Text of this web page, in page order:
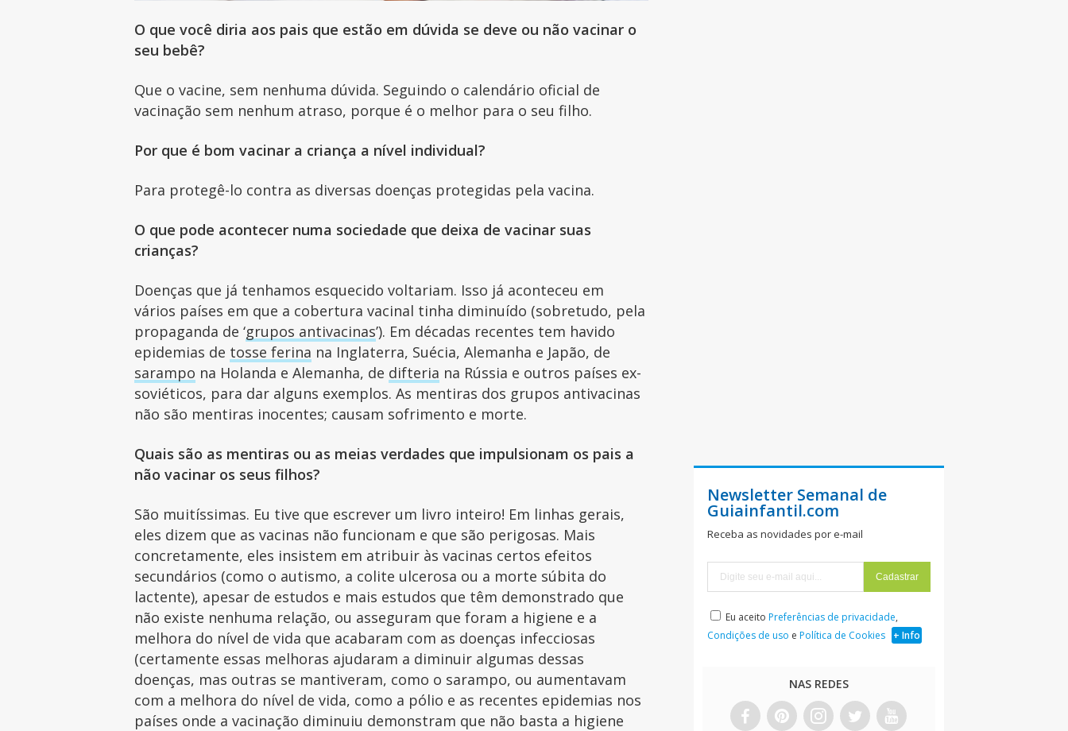
O que você diria aos pais que estão em dúvida se deve ou não vacinar o
seu bebê?
Que o vacine, sem nenhuma dúvida. Seguindo o calendário oficial de
vacinação sem nenhum atraso, porque é o melhor para o seu filho.
Por que é bom vacinar a criança a nível individual?
Para protegê-lo contra as diversas doenças protegidas pela vacina.
O que pode acontecer numa sociedade que deixa de vacinar suas
crianças?
Doenças que já tenhamos esquecido voltariam. Isso já aconteceu em
vários países em que a cobertura vacinal tinha diminuído (sobretudo, pela
propaganda de ‘grupos antivacinas’). Em décadas recentes tem havido
epidemias de tosse ferina na Inglaterra, Suécia, Alemanha e Japão, de
sarampo na Holanda e Alemanha, de difteria na Rússia e outros países ex-
soviéticos, para dar alguns exemplos. As mentiras dos grupos antivacinas
não são mentiras inocentes; causam sofrimento e morte.
Quais são as mentiras ou as meias verdades que impulsionam os pais a
não vacinar os seus filhos?
São muitíssimas. Eu tive que escrever um livro inteiro! Em linhas gerais,
eles dizem que as vacinas não funcionam e que são perigosas. Mais
concretamente, eles insistem em atribuir às vacinas certos efeitos
secundários (como o autismo, a colite ulcerosa ou a morte súbita do
lactente), apesar de estudos e mais estudos que têm demonstrado que
não existe nenhuma relação, ou asseguram que foram a higiene e a
melhora do nível de vida que acabaram com as doenças infecciosas
(certamente essas melhoras ajudaram a diminuir algumas dessas
doenças, mas outras se mantiveram, como o sarampo, ou aumentavam
com a melhora do nível de vida, como a pólio e as recentes epidemias nos
países onde a vacinação diminuiu demonstram que não basta a higiene
Newsletter Semanal de
Guiainfantil.com
Receba as novidades por e-mail
Eu aceito Preferências de privacidade,
Condições de uso e Política de Cookies + Info
NAS REDES